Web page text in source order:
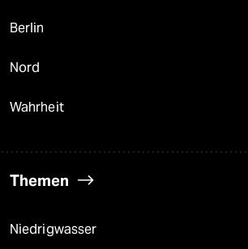
Berlin
Nord
Wahrheit
Themen
Niedrigwasser